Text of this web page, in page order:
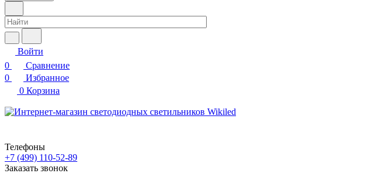
Войти
0
Сравнение
0
Избранное
0 Корзина
Телефоны
+7 (499) 110-52-89
Заказать звонок